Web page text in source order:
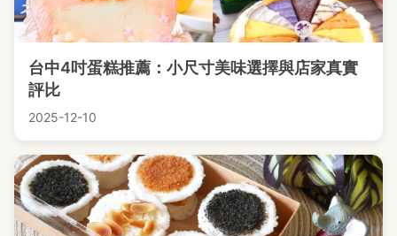
台中4吋蛋糕推薦：小尺寸美味選擇與店家真實
評比
2025-12-10